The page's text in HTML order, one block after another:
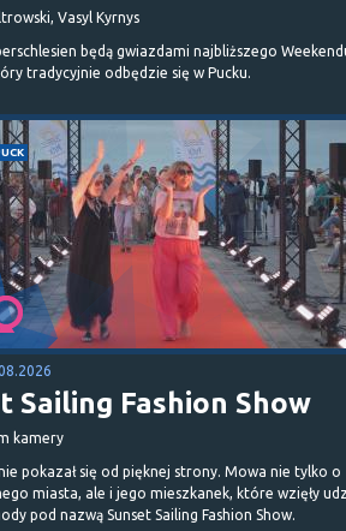
Vasyl Kyrnys
będą gwiazdami najbliższego
tradycyjnie odbędzie się w Pucku.
Sailing Fashion Show
kamery
pokazał się od pięknej strony. Mowa nie tylko o
miasta, ale i jego mieszkanek, które wzięły
pod nazwą Sunset Sailing Fashion Show.